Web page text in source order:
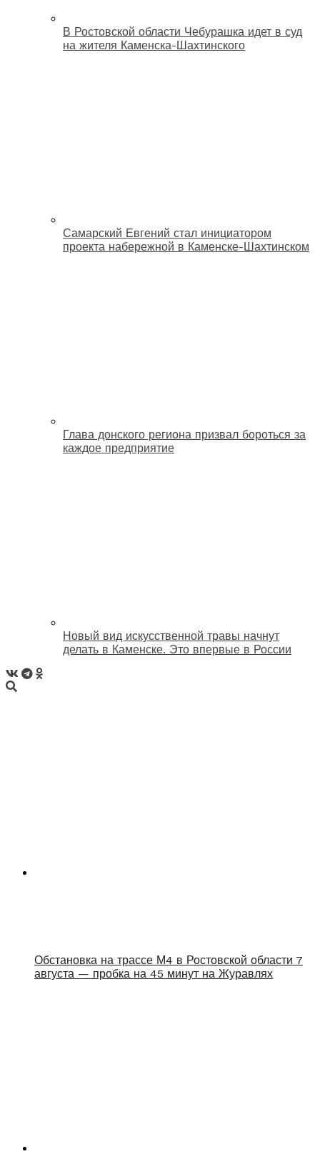
В Ростовской области Чебурашка идет в суд
на жителя Каменска-Шахтинского
Самарский Евгений стал инициатором
проекта набережной в Каменске-Шахтинском
Глава донского региона призвал бороться за
каждое предприятие
Новый вид искусственной травы начнут
делать в Каменске. Это впервые в России
Обстановка на трассе М4 в Ростовской области 7
августа — пробка на 45 минут на Журавлях